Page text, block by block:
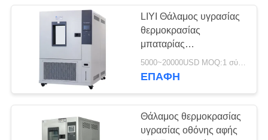
ΜΑΣ
ΕΛΆΤΕ
ΕΠΑΦΉ
ΜΕ
ΖΗΤΉΣΤΕ
LIYI Θάλαμος υγρασίας
θερμοκρασίας
μπαταρίας
Περιβαλλοντικός
έλεγχος υγρασίας
5000~20000USD MOQ:1 σύνολο
ΕΠΑΦΉ
Θάλαμος θερμοκρασίας
υγρασίας οθόνης αφής